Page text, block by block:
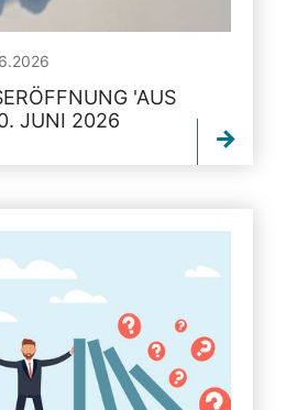
'AUS
JUNI 2026